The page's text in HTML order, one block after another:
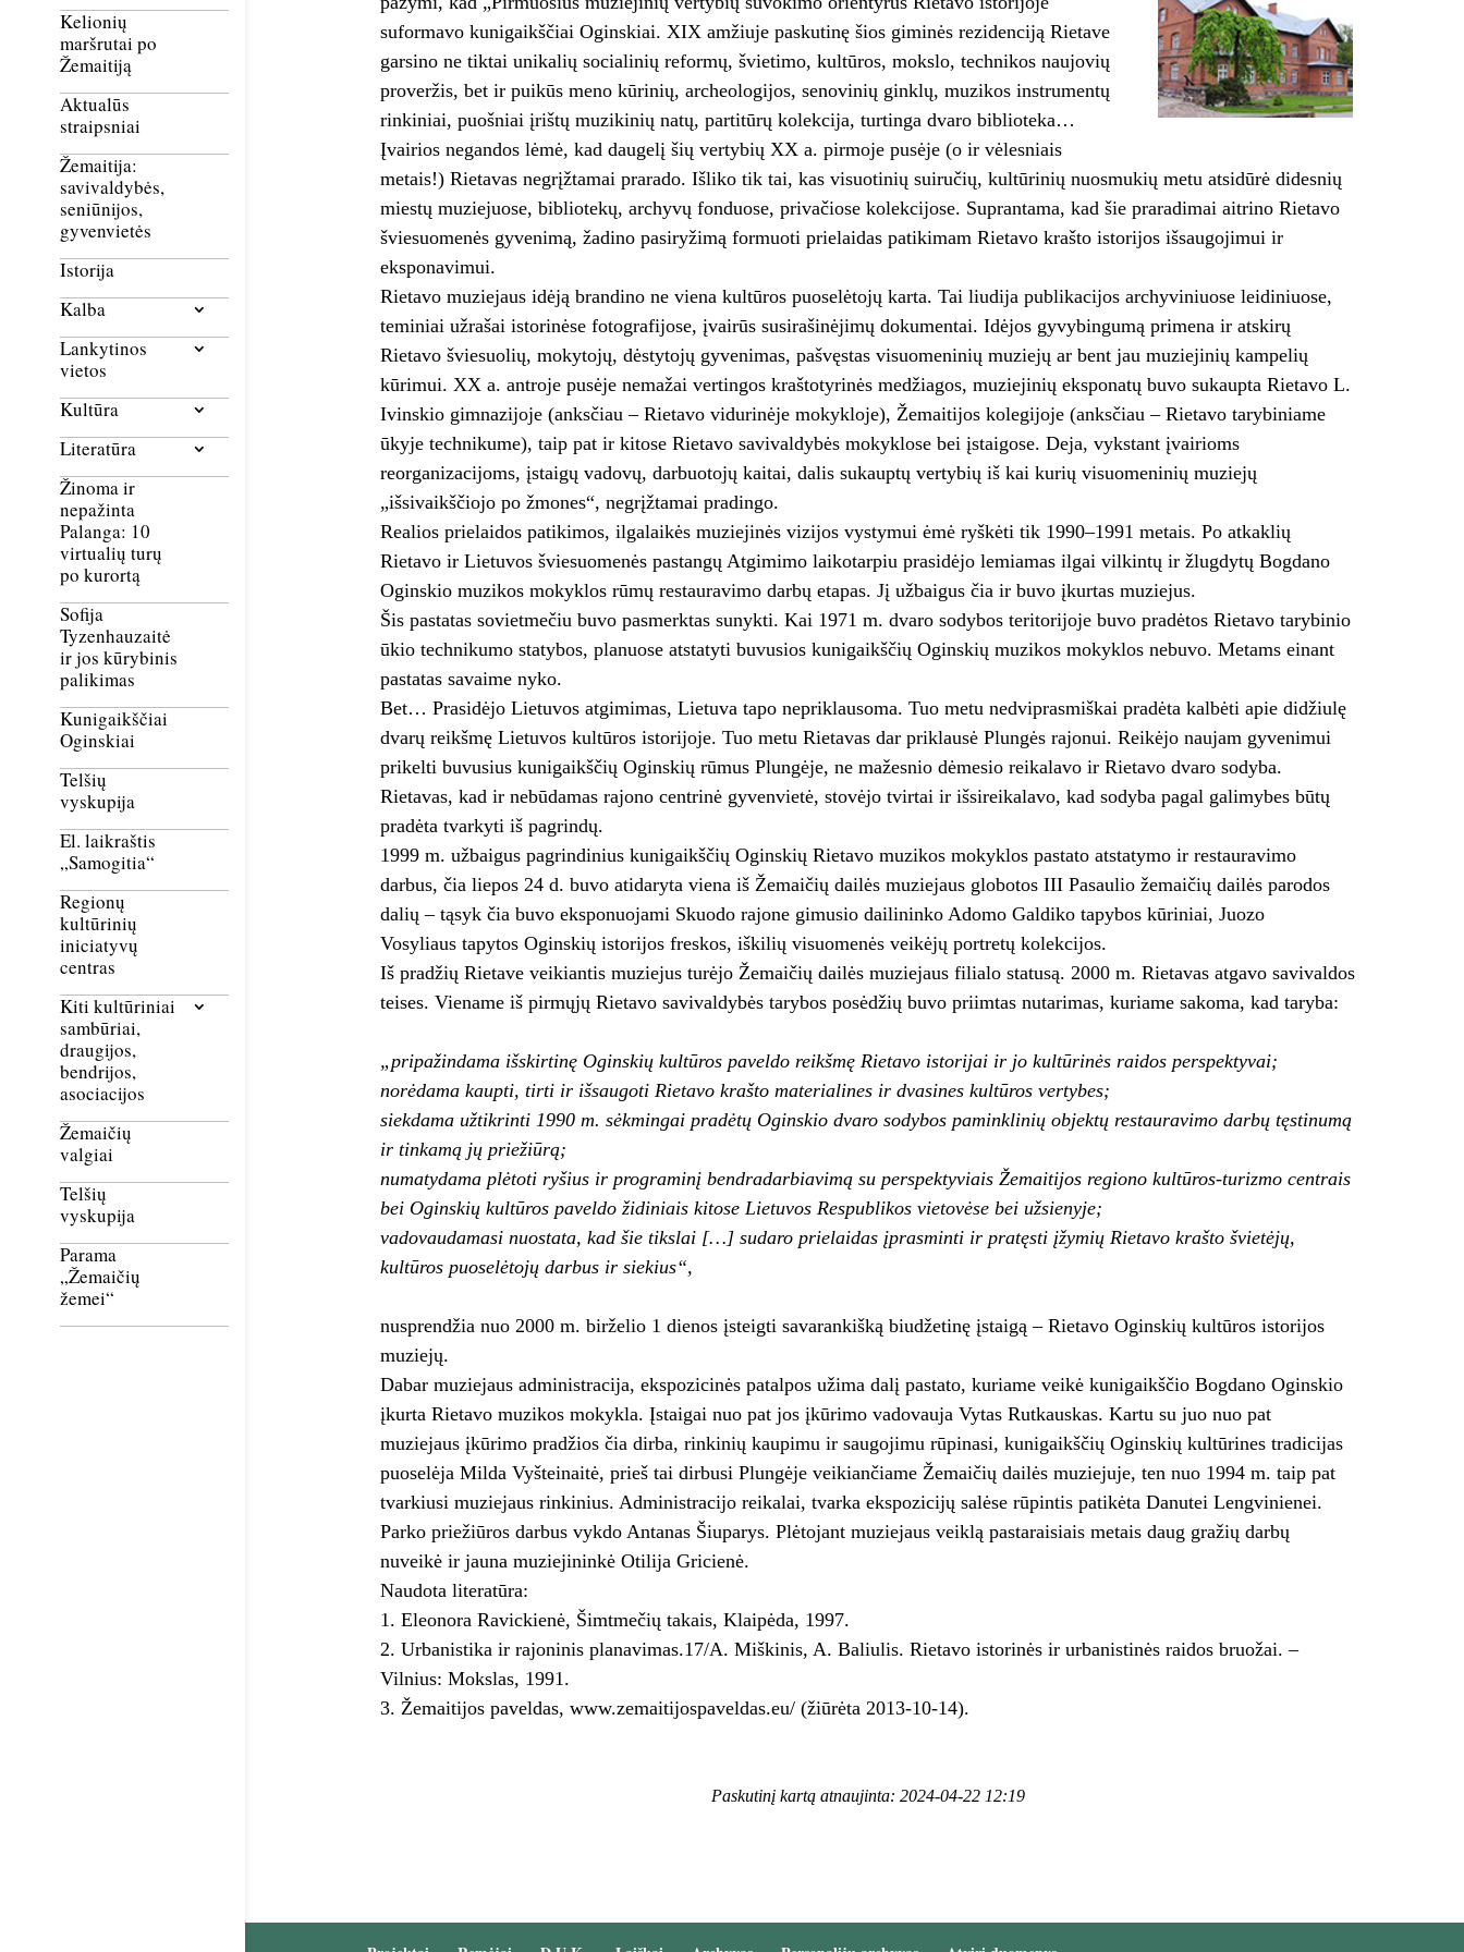
Kelionių
maršrutai po
Žemaitiją
Aktualūs
straipsniai
Žemaitija:
savivaldybės,
seniūnijos,
gyvenvietės
Istorija
Kalba
Lankytinos
vietos
Kultūra
Literatūra
Žinoma ir
nepažinta
Palanga: 10
virtualių turų
po kurortą
Sofija
Tyzenhauzaitė
ir jos kūrybinis
palikimas
Kunigaikščiai
Oginskiai
Telšių
vyskupija
El. laikraštis
„Samogitia“
Regionų
kultūrinių
iniciatyvų
centras
Kiti kultūriniai
sambūriai,
draugijos,
bendrijos,
asociacijos
Žemaičių
valgiai
Telšių
vyskupija
Parama
„Žemaičių
žemei“
suformavo kunigaikščiai Oginskiai. XIX amžiuje paskutinę šios giminės rezidenciją Rietave
garsino ne tiktai unikalių socialinių reformų, švietimo, kultūros, mokslo, technikos naujovių
proveržis, bet ir puikūs meno kūrinių, archeologijos, senovinių ginklų, muzikos instrumentų
rinkiniai, puošniai įrištų muzikinių natų, partitūrų kolekcija, turtinga dvaro biblioteka…
Įvairios negandos lėmė, kad daugelį šių vertybių XX a. pirmoje pusėje (o ir vėlesniais
metais!) Rietavas negrįžtamai prarado. Išliko tik tai, kas visuotinių suiručių, kultūrinių nuosmukių metu atsidūrė didesnių
miestų muziejuose, bibliotekų, archyvų fonduose, privačiose kolekcijose. Suprantama, kad šie praradimai aitrino Rietavo
šviesuomenės gyvenimą, žadino pasiryžimą formuoti prielaidas patikimam Rietavo krašto istorijos išsaugojimui ir
eksponavimui.
Rietavo muziejaus idėją brandino ne viena kultūros puoselėtojų karta. Tai liudija publikacijos archyviniuose leidiniuose,
teminiai užrašai istorinėse fotografijose, įvairūs susirašinėjimų dokumentai. Idėjos gyvybingumą primena ir atskirų
Rietavo šviesuolių, mokytojų, dėstytojų gyvenimas, pašvęstas visuomeninių muziejų ar bent jau muziejinių kampelių
kūrimui. XX a. antroje pusėje nemažai vertingos kraštotyrinės medžiagos, muziejinių eksponatų buvo sukaupta Rietavo L.
Ivinskio gimnazijoje (anksčiau – Rietavo vidurinėje mokykloje), Žemaitijos kolegijoje (anksčiau – Rietavo tarybiniame
ūkyje technikume), taip pat ir kitose Rietavo savivaldybės mokyklose bei įstaigose. Deja, vykstant įvairioms
reorganizacijoms, įstaigų vadovų, darbuotojų kaitai, dalis sukauptų vertybių iš kai kurių visuomeninių muziejų
„išsivaikščiojo po žmones“, negrįžtamai pradingo.
Realios prielaidos patikimos, ilgalaikės muziejinės vizijos vystymui ėmė ryškėti tik 1990–1991 metais. Po atkaklių
Rietavo ir Lietuvos šviesuomenės pastangų Atgimimo laikotarpiu prasidėjo lemiamas ilgai vilkintų ir žlugdytų Bogdano
Oginskio muzikos mokyklos rūmų restauravimo darbų etapas. Jį užbaigus čia ir buvo įkurtas muziejus.
Šis pastatas sovietmečiu buvo pasmerktas sunykti. Kai 1971 m. dvaro sodybos teritorijoje buvo pradėtos Rietavo tarybinio
ūkio technikumo statybos, planuose atstatyti buvusios kunigaikščių Oginskių muzikos mokyklos nebuvo. Metams einant
pastatas savaime nyko.
Bet… Prasidėjo Lietuvos atgimimas, Lietuva tapo nepriklausoma. Tuo metu nedviprasmiškai pradėta kalbėti apie didžiulę
dvarų reikšmę Lietuvos kultūros istorijoje. Tuo metu Rietavas dar priklausė Plungės rajonui. Reikėjo naujam gyvenimui
prikelti buvusius kunigaikščių Oginskių rūmus Plungėje, ne mažesnio dėmesio reikalavo ir Rietavo dvaro sodyba.
Rietavas, kad ir nebūdamas rajono centrinė gyvenvietė, stovėjo tvirtai ir išsireikalavo, kad sodyba pagal galimybes būtų
pradėta tvarkyti iš pagrindų.
1999 m. užbaigus pagrindinius kunigaikščių Oginskių Rietavo muzikos mokyklos pastato atstatymo ir restauravimo
darbus, čia liepos 24 d. buvo atidaryta viena iš Žemaičių dailės muziejaus globotos III Pasaulio žemaičių dailės parodos
dalių – tąsyk čia buvo eksponuojami Skuodo rajone gimusio dailininko Adomo Galdiko tapybos kūriniai, Juozo
Vosyliaus tapytos Oginskių istorijos freskos, iškilių visuomenės veikėjų portretų kolekcijos.
Iš pradžių Rietave veikiantis muziejus turėjo Žemaičių dailės muziejaus filialo statusą. 2000 m. Rietavas atgavo savivaldos
teises. Viename iš pirmųjų Rietavo savivaldybės tarybos posėdžių buvo priimtas nutarimas, kuriame sakoma, kad taryba:
„pripažindama išskirtinę Oginskių kultūros paveldo reikšmę Rietavo istorijai ir jo kultūrinės raidos perspektyvai;
norėdama kaupti, tirti ir išsaugoti Rietavo krašto materialines ir dvasines kultūros vertybes;
siekdama užtikrinti 1990 m. sėkmingai pradėtų Oginskio dvaro sodybos paminklinių objektų restauravimo darbų tęstinumą
ir tinkamą jų priežiūrą;
numatydama plėtoti ryšius ir programinį bendradarbiavimą su perspektyviais Žemaitijos regiono kultūros-turizmo centrais
bei Oginskių kultūros paveldo židiniais kitose Lietuvos Respublikos vietovėse bei užsienyje;
vadovaudamasi nuostata, kad šie tikslai […] sudaro prielaidas įprasminti ir pratęsti įžymių Rietavo krašto švietėjų,
kultūros puoselėtojų darbus ir siekius“,
nusprendžia nuo 2000 m. birželio 1 dienos įsteigti savarankišką biudžetinę įstaigą – Rietavo Oginskių kultūros istorijos
muziejų.
Dabar muziejaus administracija, ekspozicinės patalpos užima dalį pastato, kuriame veikė kunigaikščio Bogdano Oginskio
įkurta Rietavo muzikos mokykla. Įstaigai nuo pat jos įkūrimo vadovauja Vytas Rutkauskas. Kartu su juo nuo pat
muziejaus įkūrimo pradžios čia dirba, rinkinių kaupimu ir saugojimu rūpinasi, kunigaikščių Oginskių kultūrines tradicijas
puoselėja Milda Vyšteinaitė, prieš tai dirbusi Plungėje veikiančiame Žemaičių dailės muziejuje, ten nuo 1994 m. taip pat
tvarkiusi muziejaus rinkinius. Administracijo reikalai, tvarka ekspozicijų salėse rūpintis patikėta Danutei Lengvinienei.
Parko priežiūros darbus vykdo Antanas Šiuparys. Plėtojant muziejaus veiklą pastaraisiais metais daug gražių darbų
nuveikė ir jauna muziejininkė Otilija Gricienė.
Naudota literatūra:
Eleonora Ravickienė, Šimtmečių takais, Klaipėda, 1997.
Urbanistika ir rajoninis planavimas.17/A. Miškinis, A. Baliulis. Rietavo istorinės ir urbanistinės raidos bruožai. –
Vilnius: Mokslas, 1991.
Žemaitijos paveldas, www.zemaitijospaveldas.eu/‎ (žiūrėta 2013-10-14).
Paskutinį kartą atnaujinta: 2024-04-22 12:19